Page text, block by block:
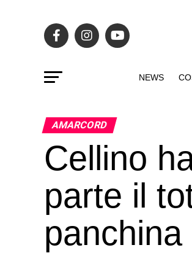
NEWS
AMARCORD
Cellino
parte il